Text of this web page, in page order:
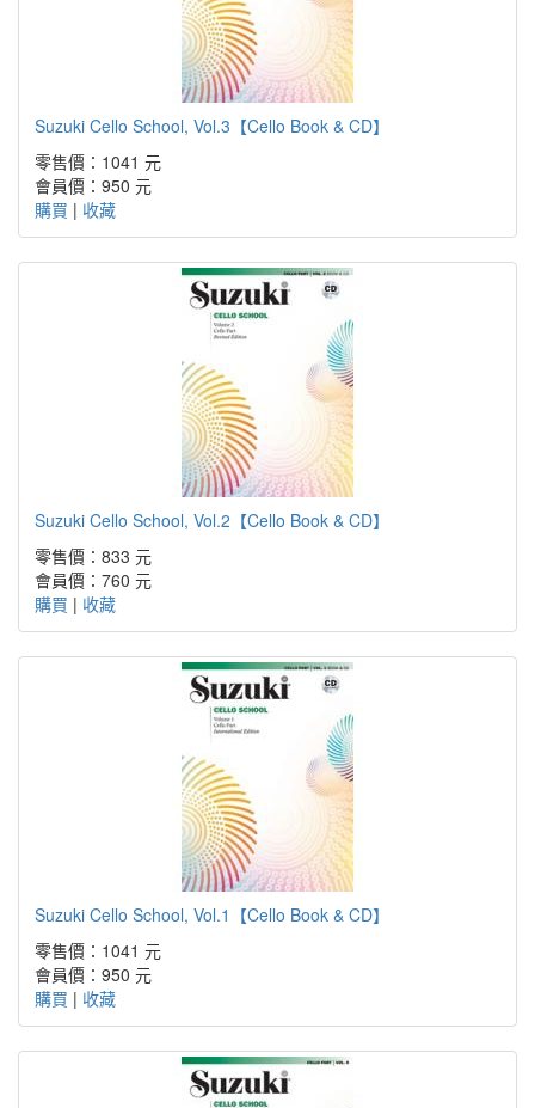
Suzuki Cello School, Vol.3【Cello Book & CD】
零售價：1041 元
會員價：950 元
購買 | 收藏
Suzuki Cello School, Vol.2【Cello Book & CD】
零售價：833 元
會員價：760 元
購買 | 收藏
Suzuki Cello School, Vol.1【Cello Book & CD】
零售價：1041 元
會員價：950 元
購買 | 收藏